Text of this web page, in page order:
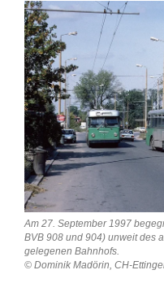
Zeige
grösseres
Bild
Am 27. September 1997
BVB 908 und 904) unweit des
gelegenen Bahnhofs.
© Dominik Madörin, CH-